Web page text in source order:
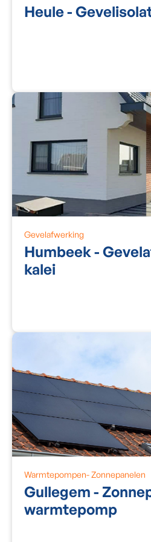
Heule -
Gevelafwerking
Humbeek -
kalei
Warmtepompen-Zonnepanelen
Gullegem -
warmtepomp